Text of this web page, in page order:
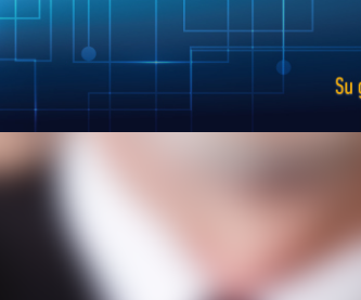
Skip to main content